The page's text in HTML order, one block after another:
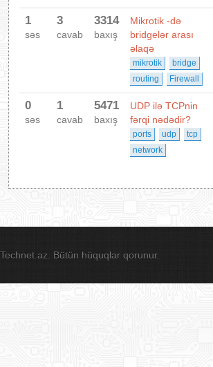
IT LÜĞƏT
1
səs
3
cavab
3314
baxış
Mikrotik -də
bridgelər arası
əlaqə
mikrotik
bridge
routing
Firewall
0
səs
1
cavab
5471
baxış
UDP ilə TCPnin
fərqi nədədir?
ports udp
tcp
network
Technet.az. Bütün hüquqlar qorunur.